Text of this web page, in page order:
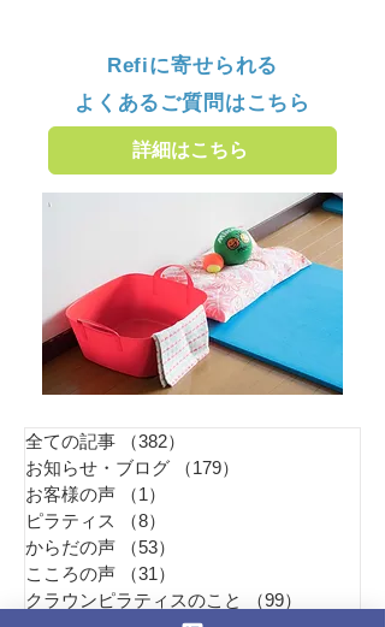
Refiに寄せられる
よくあるご質問はこちら
詳細はこちら
全ての記事 （382）
お知らせ・ブログ
（179）
お客様の声
（1）
ピラティス
（8）
からだの声
（53）
こころの声
（31）
クラウンピラティスのこと
（99）